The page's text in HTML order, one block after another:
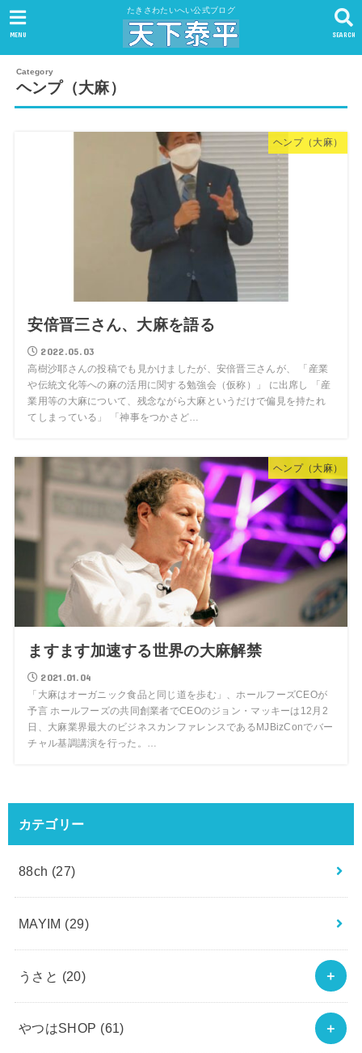
たきさわたいへい公式ブログ
SEARCH
MENU
ヘンプ（大麻）
ヘンプ（大麻）
安倍晋三さん、大麻を語る
2022.05.03
高樹沙耶さんの投稿でも見かけましたが、安倍晋三さんが、 「産業
や伝統文化等への麻の活用に関する勉強会（仮称）」 に出席し 「産
業用等の大麻について、残念ながら大麻というだけで偏見を持たれ
てしまっている」 「神事をつかさど…
ヘンプ（大麻）
ますます加速する世界の大麻解禁
2021.01.04
「大麻はオーガニック食品と同じ道を歩む」、ホールフーズCEOが
予言 ホールフーズの共同創業者でCEOのジョン・マッキーは12月2
日、大麻業界最大のビジネスカンファレンスであるMJBizConでバー
チャル基調講演を行った。…
カテゴリー
88ch (27)
MAYIM (29)
うさと (20)
やつはSHOP (61)